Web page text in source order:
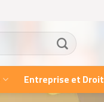
Entreprise et Droit